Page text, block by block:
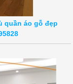
quần áo gỗ đẹp